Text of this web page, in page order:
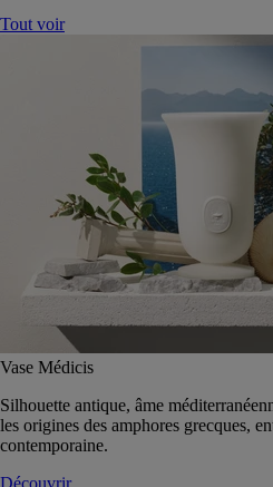
Tout voir
Vase Médicis
Silhouette antique, âme
les origines des amphores grecques,
contemporaine.
Découvrir